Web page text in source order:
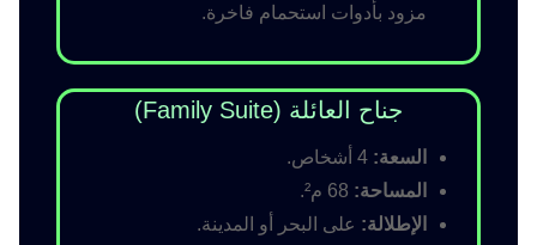
مزود بأدوات استحمام فاخرة.
جناح العائلة (Family Suite)
السعة:
المساحة:
الإطلالة: على البحر أو المدينة.